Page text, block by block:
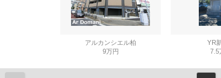
アルカンシエル柏
9万円
YR
7.5